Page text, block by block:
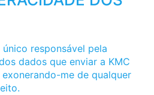
responsável pela
dados que enviar a KMC
me de qualquer